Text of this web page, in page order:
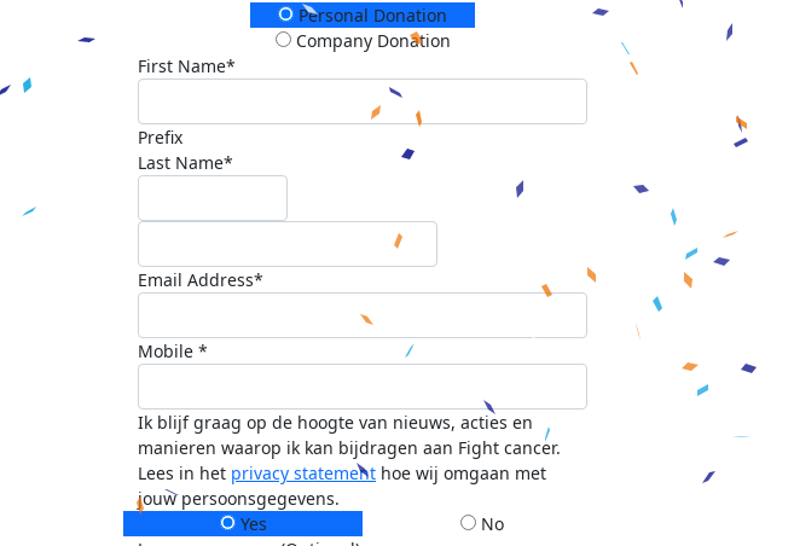
Donation TypePersonal Donation
Company Donation
First Name*
Prefix
Last Name*
Email Address*
Mobile *
Ik blijf graag op de hoogte van nieuws, acties en
manieren waarop ik kan bijdragen aan Fight cancer.
Lees in het privacy statement hoe wij omgaan met
jouw persoonsgegevens.
Yes
No